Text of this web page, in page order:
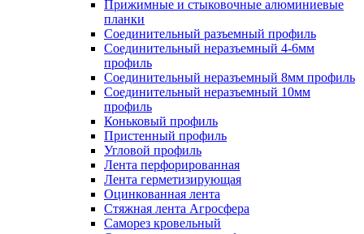
Прижимные и стыковочные алюминиевые
планки
Соединительный разъемный профиль
Соединительный неразъемный 4-6мм
профиль
Соединительный неразъемный 8мм профиль
Соединительный неразъемный 10мм
профиль
Коньковый профиль
Пристенный профиль
Угловой профиль
Лента перфорированная
Лента герметизирующая
Оцинкованная лента
Стяжная лента Агросфера
Саморез кровельный